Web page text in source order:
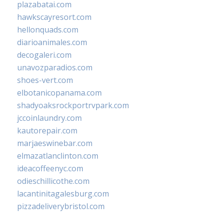
plazabatai.com
hawkscayresort.com
hellonquads.com
diarioanimales.com
decogaleri.com
unavozparadios.com
shoes-vert.com
elbotanicopanama.com
shadyoaksrockportrvpark.com
jccoinlaundry.com
kautorepair.com
marjaeswinebar.com
elmazatlanclinton.com
ideacoffeenyc.com
odieschillicothe.com
lacantinitagalesburg.com
pizzadeliverybristol.com